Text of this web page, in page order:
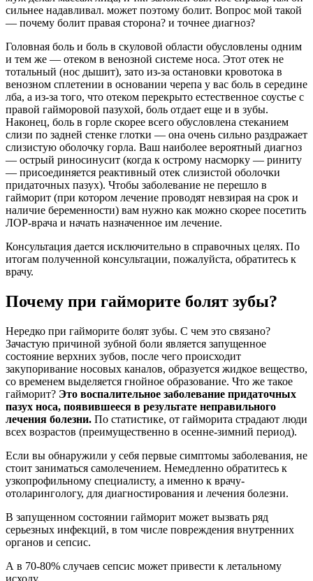
сильнее надавливал. может поэтому болит. Вопрос мой такой
— почему болит правая сторона? и точнее диагноз?
Головная боль и боль в скуловой области обусловлены одним
и тем же — отеком в венозной системе носа. Этот отек не
тотальный (нос дышит), зато из-за остановки кровотока в
венозном сплетении в основании черепа у вас боль в середине
лба, а из-за того, что отеком перекрыто естественное соустье с
правой гайморовой пазухой, боль отдает еще и в зубы.
Наконец, боль в горле скорее всего обусловлена стеканием
слизи по задней стенке глотки — она очень сильно раздражает
слизистую оболочку горла. Ваш наиболее вероятный диагноз
— острый риносинусит (когда к острому насморку — риниту
— присоединяется реактивный отек слизистой оболочки
придаточных пазух). Чтобы заболевание не перешло в
гайморит (при котором лечение проводят невзирая на срок и
наличие беременности) вам нужно как можно скорее посетить
ЛОР-врача и начать назначенное им лечение.
Консультация дается исключительно в справочных целях. По
итогам полученной консультации, пожалуйста, обратитесь к
врачу.
Почему при гайморите болят зубы?
Нередко при гайморите болят зубы. С чем это связано?
Зачастую причиной зубной боли является запущенное
состояние верхних зубов, после чего происходит
закупоривание носовых каналов, образуется жидкое вещество,
со временем выделяется гнойное образование. Что же такое
гайморит? Это воспалительное заболевание придаточных
пазух носа, появившееся в результате неправильного
лечения болезни. По статистике, от гайморита страдают люди
всех возрастов (преимущественно в осенне-зимний период).
Если вы обнаружили у себя первые симптомы заболевания, не
стоит заниматься самолечением. Немедленно обратитесь к
узкопрофильному специалисту, а именно к врачу-
отоларингологу, для диагностирования и лечения болезни.
В запущенном состоянии гайморит может вызвать ряд
серьезных инфекций, в том числе повреждения внутренних
органов и сепсис.
А в 70-80% случаев сепсис может привести к летальному
исходу.